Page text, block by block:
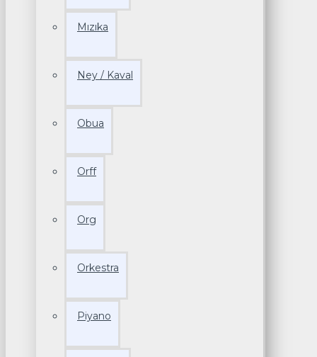
Mızıka
Ney / Kaval
Obua
Orff
Org
Orkestra
Piyano